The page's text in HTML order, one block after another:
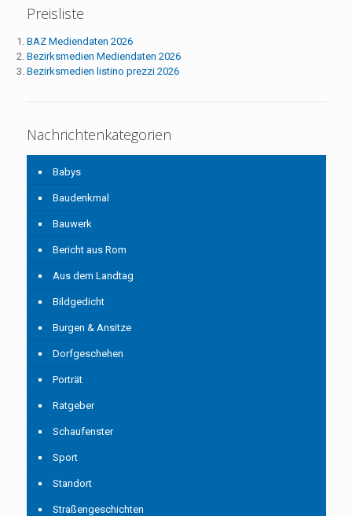
Preisliste
BAZ Mediendaten 2026
Bezirksmedien Mediendaten 2026
Bezirksmedien listino prezzi 2026
Nachrichtenkategorien
Babys
Baudenkmal
Bauwerk
Bericht aus Rom
Aus dem Landtag
Bildgedicht
Burgen & Ansitze
Dorfgeschehen
Porträt
Ratgeber
Schaufenster
Sport
Standort
Straßengeschichten